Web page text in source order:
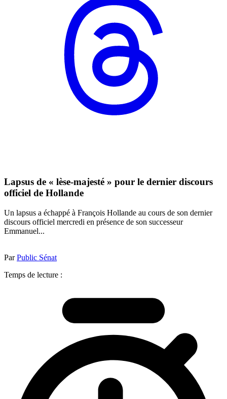
Lapsus de « lèse-majesté » pour le dernier discours
officiel de Hollande
Un lapsus a échappé à François Hollande au cours de son dernier
discours officiel mercredi en présence de son successeur
Emmanuel...
ParPublic Sénat
Temps de lecture :